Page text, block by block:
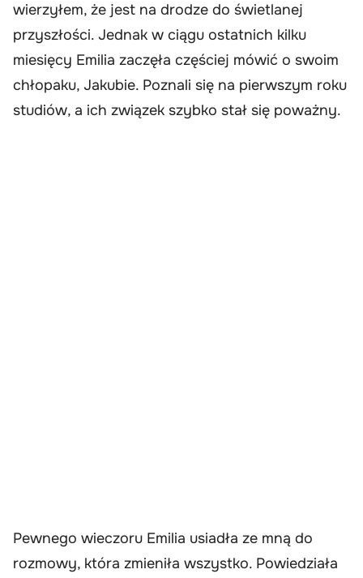
wierzyłem, że jest na drodze do świetlanej
przyszłości. Jednak w ciągu ostatnich kilku
miesięcy Emilia zaczęła częściej mówić o swoim
chłopaku, Jakubie. Poznali się na pierwszym roku
studiów, a ich związek szybko stał się poważny.
Pewnego wieczoru Emilia usiadła ze mną do
rozmowy, która zmieniła wszystko. Powiedziała